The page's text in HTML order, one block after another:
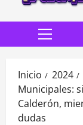
Menú
Inicio 2024
Municipales:
Calderón,
dudas